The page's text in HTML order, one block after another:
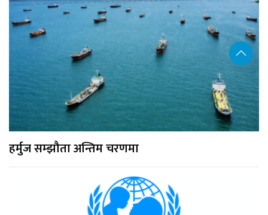
हर्मुज सम्झौता अन्तिम चरणमा